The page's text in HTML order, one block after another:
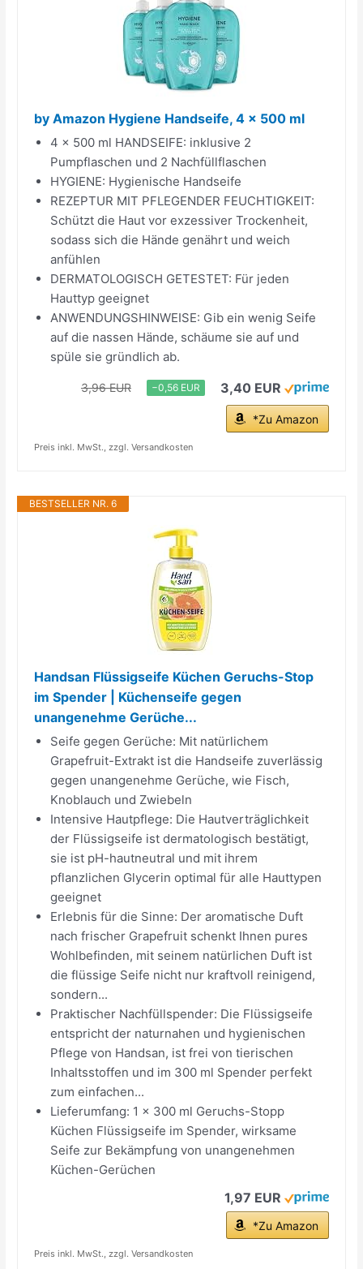
by Amazon Hygiene Handseife, 4 x 500 ml
4 x 500 ml HANDSEIFE: inklusive 2
Pumpflaschen und 2 Nachfüllflaschen
HYGIENE: Hygienische Handseife
REZEPTUR MIT PFLEGENDER FEUCHTIGKEIT:
Schützt die Haut vor exzessiver Trockenheit,
sodass sich die Hände genährt und weich
anfühlen
DERMATOLOGISCH GETESTET: Für jeden
Hauttyp geeignet
ANWENDUNGSHINWEISE: Gib ein wenig Seife
auf die nassen Hände, schäume sie auf und
spüle sie gründlich ab.
3,96 EUR −0,56 EUR 3,40 EUR
*Zu Amazon
Preis inkl. MwSt., zzgl. Versandkosten
BESTSELLER NR. 6
Handsan Flüssigseife Küchen Geruchs-Stop
im Spender | Küchenseife gegen
unangenehme Gerüche...
Seife gegen Gerüche: Mit natürlichem
Grapefruit-Extrakt ist die Handseife zuverlässig
gegen unangenehme Gerüche, wie Fisch,
Knoblauch und Zwiebeln
Intensive Hautpflege: Die Hautverträglichkeit
der Flüssigseife ist dermatologisch bestätigt,
sie ist pH-hautneutral und mit ihrem
pflanzlichen Glycerin optimal für alle Hauttypen
geeignet
Erlebnis für die Sinne: Der aromatische Duft
nach frischer Grapefruit schenkt Ihnen pures
Wohlbefinden, mit seinem natürlichen Duft ist
die flüssige Seife nicht nur kraftvoll reinigend,
sondern...
Praktischer Nachfüllspender: Die Flüssigseife
entspricht der naturnahen und hygienischen
Pflege von Handsan, ist frei von tierischen
Inhaltsstoffen und im 300 ml Spender perfekt
zum einfachen...
Lieferumfang: 1 x 300 ml Geruchs-Stopp
Küchen Flüssigseife im Spender, wirksame
Seife zur Bekämpfung von unangenehmen
Küchen-Gerüchen
1,97 EUR
*Zu Amazon
Preis inkl. MwSt., zzgl. Versandkosten